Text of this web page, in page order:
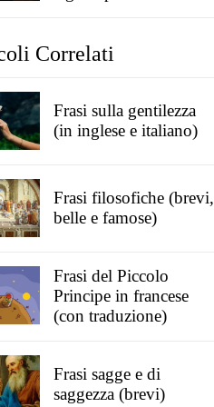
Correlati
Frasi sulla gentilezza
(in inglese e italiano)
Frasi filosofiche (brevi,
belle e famose)
Frasi del Piccolo
Principe in francese
(con traduzione)
Frasi sagge e di
saggezza (brevi)